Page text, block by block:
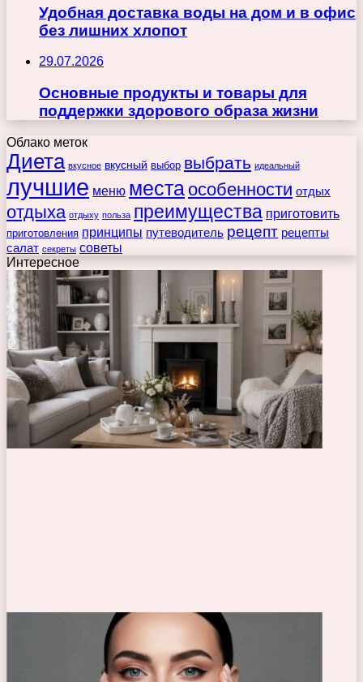
Удобная доставка воды на дом и в офис
без лишних хлопот
29.07.2026
Основные продукты и товары для
поддержки здорового образа жизни
Облако меток
Диета вкусное вкусный выбор выбрать идеальный
лучшие меню места особенности отдых
отдыха отдыху польза преимущества приготовить
приготовления принципы путеводитель рецепт рецепты
салат секреты советы
Интересное